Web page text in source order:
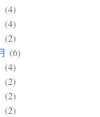
(4)
(4)
(2)
(6)
(4)
(2)
(2)
(2)